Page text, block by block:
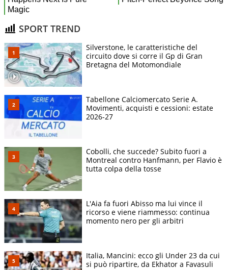
SPORT TREND
Silverstone, le caratteristiche del
circuito dove si corre il Gp di Gran
Bretagna del Motomondiale
Tabellone Calciomercato Serie A.
Movimenti, acquisti e cessioni: estate
2026-27
Cobolli, che succede? Subito fuori a
Montreal contro Hanfmann, per Flavio è
tutta colpa della tosse
L'Aia fa fuori Abisso ma lui vince il
ricorso e viene riammesso: continua
momento nero per gli arbitri
Italia, Mancini: ecco gli Under 23 da cui
si può ripartire, da Ekhator a Favasuli